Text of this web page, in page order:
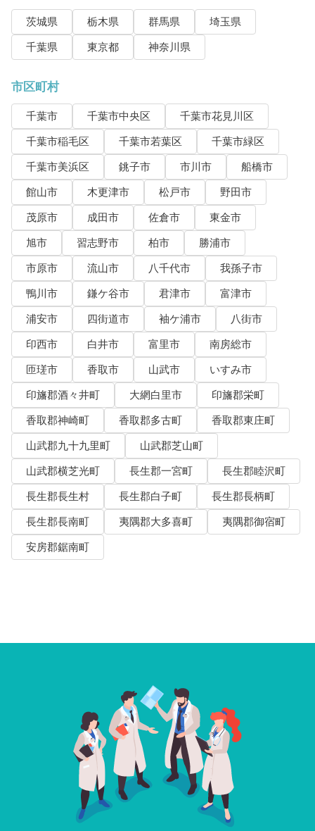
茨城県 栃木県 群馬県
埼玉県
千葉県
東京都 神奈川県
市区町村
千葉市 千葉市中央区
千葉市花見川区
千葉市稲毛区
千葉市若葉区
千葉市緑区
千葉市美浜区
銚子市 市川市
船橋市
館山市
木更津市 松戸市
野田市
茂原市
成田市 佐倉市
東金市
旭市
習志野市 柏市
勝浦市
市原市
流山市 八千代市
我孫子市
鴨川市
鎌ケ谷市 君津市
富津市
浦安市
四街道市 袖ケ浦市
八街市
印西市
白井市 富里市
南房総市
匝瑳市
香取市 山武市
いすみ市
印旛郡酒々井町
大網白里市
印旛郡栄町
香取郡神崎町
香取郡多古町
香取郡東庄町
山武郡九十九里町
山武郡芝山町
山武郡横芝光町
長生郡一宮町
長生郡睦沢町
長生郡長生村
長生郡白子町
長生郡長柄町
長生郡長南町
夷隅郡大多喜町
夷隅郡御宿町
安房郡鋸南町